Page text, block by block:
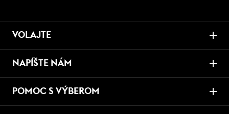
VOLAJTE
NAPÍŠTE NÁM
POMOC S VÝBEROM